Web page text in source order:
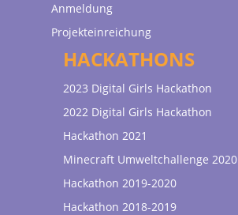
Anmeldung
Projekteinreichung
HACKATHONS
2023 Digital Girls Hackathon
2022 Digital Girls Hackathon
Hackathon 2021
Minecraft Umweltchallenge 2020
Hackathon 2019-2020
Hackathon 2018-2019